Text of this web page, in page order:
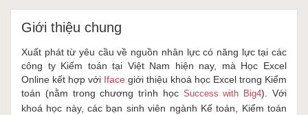
Giới thiệu chung
Xuất phát từ yêu cầu về nguồn nhân lực có năng lực tại các
công ty Kiểm toán tại Việt Nam hiện nay, mà Học Excel
Online kết hợp với Iface giới thiệu khoá học Excel trong Kiểm
toán (nằm trong chương trình học Success with Big4). Với
khoá học này, các bạn sinh viên ngành Kế toán, Kiểm toán